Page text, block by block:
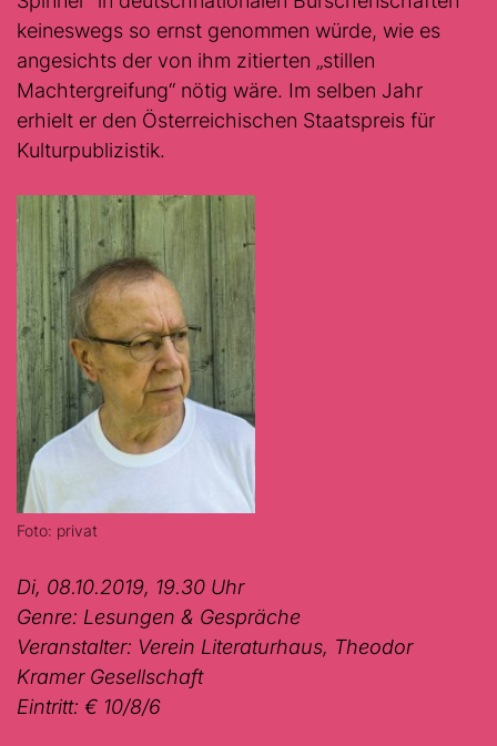
keineswegs so ernst genommen würde, wie es
angesichts der von ihm zitierten „stillen
Machtergreifung“ nötig wäre. Im selben Jahr
erhielt er den Österreichischen Staatspreis für
Kulturpublizistik.
Foto: privat
Di, 08.10.2019, 19.30 Uhr
Genre: Lesungen & Gespräche
Veranstalter: Verein Literaturhaus, Theodor
Kramer Gesellschaft
Eintritt: € 10/8/6